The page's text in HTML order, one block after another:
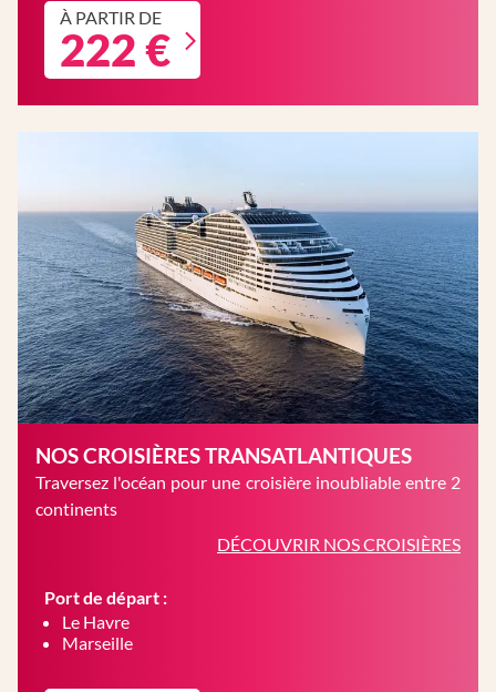
À PARTIR DE
222 €
NOS CROISIÈRES TRANSATLANTIQUES
Traversez l'océan pour une croisière inoubliable entre 2
continents
DÉCOUVRIR NOS CROISIÈRES
Port de départ :
Le Havre
Marseille